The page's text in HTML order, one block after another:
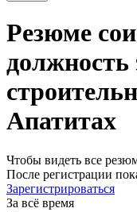
Резюме
должность
Апатитах
Чтобы видеть все
После регистрации
Зарегистрироваться
За всё время